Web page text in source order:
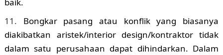
Bongkar pasang atau konflik yang biasanya
diakibatkan aristek/interior design/kontraktor tidak
dalam satu perusahaan dapat dihindarkan. Dalam